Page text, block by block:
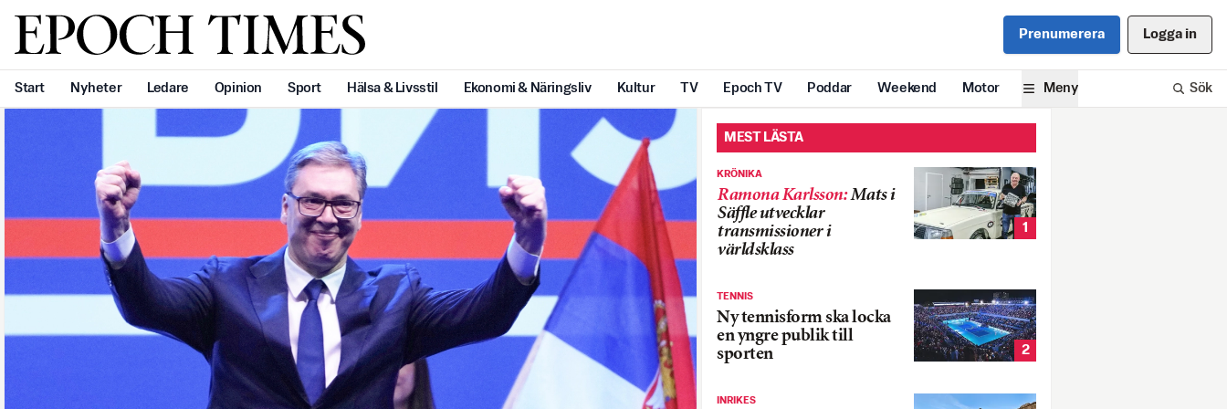
Svenska Epoch Times Prenumerera Logga in
Start Nyheter Ledare Opinion Sport Hälsa & Livsstil Ekonomi & Näringsliv Kultur TV Epoch TV Poddar Weekend Motor Meny Sök
MEST LÄSTA
KRÖNIKA
Ramona Karlsson:Mats i
Säffle utvecklar
transmissioner i
världsklass
1
TENNIS
Ny tennisform ska locka
en yngre publik till
sporten
2
INRIKES